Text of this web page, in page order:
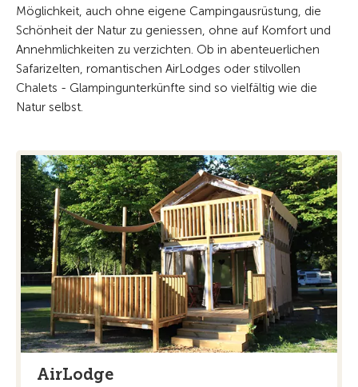
Möglichkeit, auch ohne eigene Campingausrüstung, die
Schönheit der Natur zu geniessen, ohne auf Komfort und
Annehmlichkeiten zu verzichten. Ob in abenteuerlichen
Safarizelten, romantischen AirLodges oder stilvollen
Chalets - Glampingunterkünfte sind so vielfältig wie die
Natur selbst.
AirLodge